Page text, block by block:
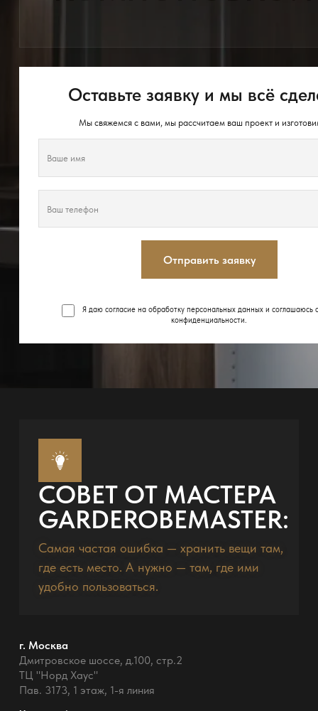
Оставьте заявку и мы всё
Мы свяжемся с вами, мы рассчитаем ваш проект и
Отправить заявку
Я даю согласие на обработку персональных данных и соглашаюсь
конфиденциальности.
СОВЕТ ОТ МАСТЕРА
GARDEROBEMASTER:
Самая частая ошибка — хранить вещи там,
где есть место. А нужно — там, где ими
удобно пользоваться.
г. Москва
Дмитровское шоссе, д.100, стр.2
ТЦ "Норд Хаус"
Пав. 3173, 1 этаж, 1-я линия